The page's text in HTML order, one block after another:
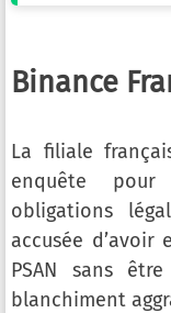
Binance
La filiale
enquête
obligations
accusée d’avoir
PSAN sans
blanchiment